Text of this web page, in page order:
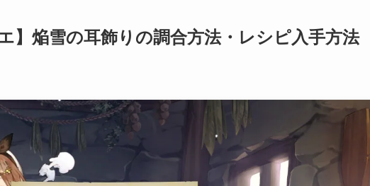
】焔雪の耳飾りの調合方法・レシピ入手方法